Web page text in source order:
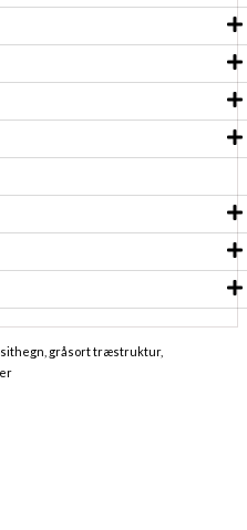
gråsort træstruktur,